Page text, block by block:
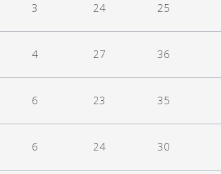
3 24 25
4 27 36
6 23 35
6 24 30